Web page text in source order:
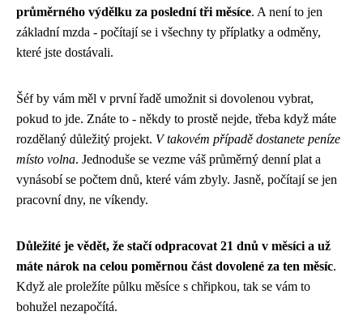
průměrného výdělku za poslední tři měsíce. A není to jen
základní mzda - počítají se i všechny ty příplatky a odměny,
které jste dostávali.
Šéf by vám měl v první řadě umožnit si dovolenou vybrat,
pokud to jde. Znáte to - někdy to prostě nejde, třeba když máte
rozdělaný důležitý projekt. V takovém případě dostanete peníze
místo volna. Jednoduše se vezme váš průměrný denní plat a
vynásobí se počtem dnů, které vám zbyly. Jasně, počítají se jen
pracovní dny, ne víkendy.
Důležité je vědět, že stačí odpracovat 21 dnů v měsíci a už
máte nárok na celou poměrnou část dovolené za ten měsíc.
Když ale proležíte půlku měsíce s chřipkou, tak se vám to
bohužel nezapočítá.